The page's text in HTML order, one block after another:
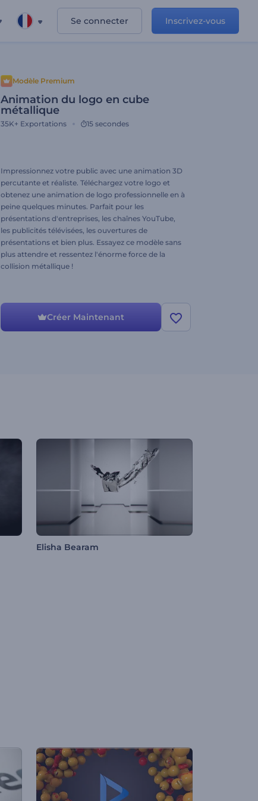
Se connecter Inscrivez-vous
Modèle Premium
Animation du logo en cube
métallique
35K+ Exportations 15 secondes
Impressionnez votre public avec une animation 3D
percutante et réaliste. Téléchargez votre logo et
obtenez une animation de logo professionnelle en à
peine quelques minutes. Parfait pour les
présentations d'entreprises, les chaînes YouTube,
les publicités télévisées, les ouvertures de
présentations et bien plus. Essayez ce modèle sans
plus attendre et ressentez l'énorme force de la
collision métallique !
Créer Maintenant
Elisha Bearam